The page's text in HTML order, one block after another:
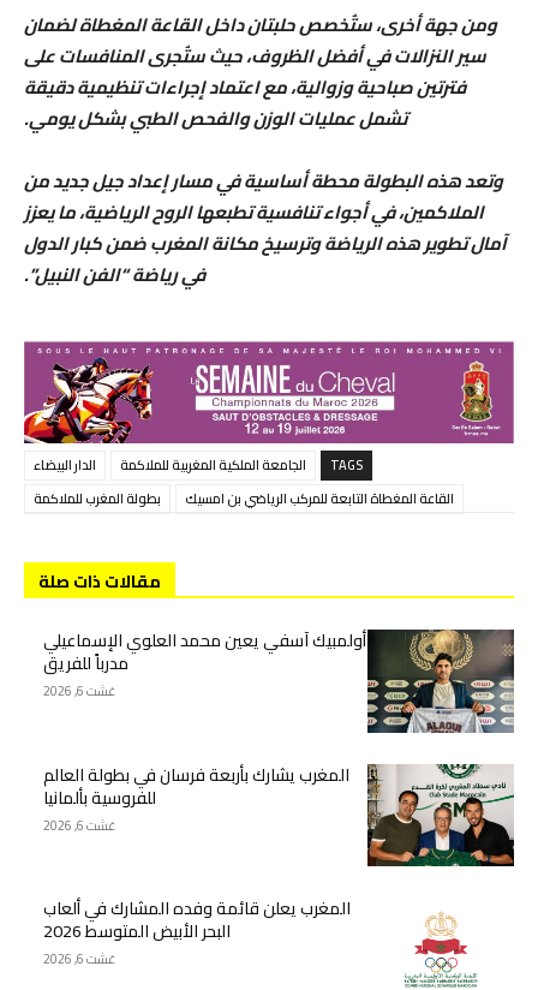
ومن جهة أخرى، ستُخصص حلبتان داخل القاعة المغطاة لضمان
سير النزالات في أفضل الظروف، حيث ستُجرى المنافسات على
فترتين صباحية وزوالية، مع اعتماد إجراءات تنظيمية دقيقة
تشمل عمليات الوزن والفحص الطبي بشكل يومي.
وتعد هذه البطولة محطة أساسية في مسار إعداد جيل جديد من
الملاكمين، في أجواء تنافسية تطبعها الروح الرياضية، ما يعزز
آمال تطوير هذه الرياضة وترسيخ مكانة المغرب ضمن كبار الدول
في رياضة “الفن النبيل”.
TAGS الجامعة الملكية المغربية للملاكمة
الدار البيضاء
القاعة المغطاة التابعة للمركب الرياضي بن امسيك
بطولة المغرب للملاكمة
مقالات ذات صلة
أولمبيك آسفي يعين محمد العلوي الإسماعيلي
مدرباً للفريق
غشت 6, 2026
المغرب يشارك بأربعة فرسان في بطولة العالم
للفروسية بألمانيا
غشت 6, 2026
المغرب يعلن قائمة وفده المشارك في ألعاب
البحر الأبيض المتوسط 2026
غشت 6, 2026